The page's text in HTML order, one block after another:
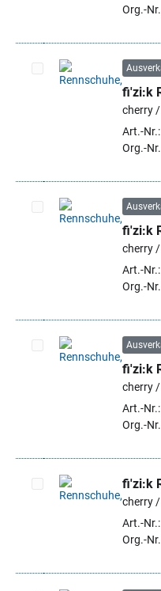
Org.-
Artikel auswählen
fi'zi:k
cherry /
Art.-
Org.-
Artikel auswählen
fi'zi:k
cherry /
Art.-
Org.-
Artikel auswählen
fi'zi:k
cherry /
Art.-
Org.-
Artikel auswählen
fi'zi:k
cherry /
Art.-
Org.-